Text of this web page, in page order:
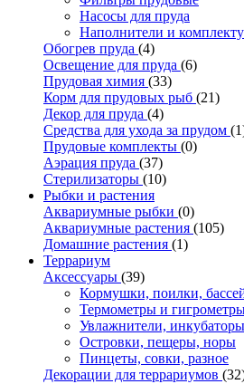
Насосы для пруда
Наполнители и
Обогрев пруда (4)
Освещение для пруда (6)
Прудовая химия (33)
Корм для прудовых рыб (21)
Декор для пруда (4)
Средства для ухода за прудом
Прудовые комплекты (0)
Аэрация пруда (37)
Стерилизаторы (10)
Рыбки и растения
Аквариумные рыбки (0)
Аквариумные растения (105)
Домашние растения (1)
Террариум
Аксессуары (39)
Кормушки, поилки,
Термометры и
Увлажнители, инкубаторы
Островки, пещеры, норы
Пинцеты, совки, разное
Декорации для террариумов